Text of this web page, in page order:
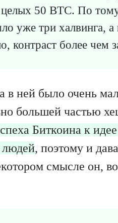
50 BTC. По
уже три халвинга, а
контраст более чем
в ней было очень
большей частью
Биткоина к
людей, поэтому и
смысле он,